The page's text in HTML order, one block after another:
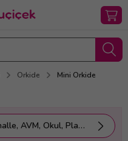
Orkide Mini Orkide
Gönderim Yeri Seçiniz (Mahalle, AVM, Okul, Plaza vs.)